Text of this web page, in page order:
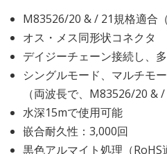
M83526/20 & / 21規格適合
オス・メス同形状コネクタ
デイジーチェーン接続し、
シングルモード、マルチモ
（両波長で、M83526/20 &
水深15mで使用可能
嵌合耐久性：3,000回
黒色アルマイト処理（RoHS